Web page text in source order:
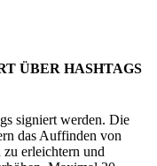
ÜBER HASHTAGS
signiert werden. Die
das Auffinden von
zu erleichtern und